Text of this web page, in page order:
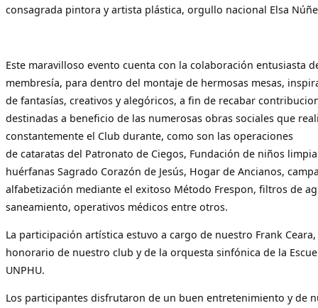
consagrada pintora y artista plástica, orgullo nacional Elsa
Este maravilloso evento cuenta con la colaboración entusiasta
membresía, para dentro del montaje de hermosas mesas,
de fantasías, creativos y alegóricos, a fin de recabar
destinadas a beneficio de las numerosas obras sociales que
constantemente el Club durante, como son las operaciones
de cataratas del Patronato de Ciegos, Fundación de niños
huérfanas Sagrado Corazón de Jesús, Hogar de Ancianos,
alfabetización mediante el exitoso Método Frespon, filtros de
saneamiento, operativos médicos entre otros.
La participación artística estuvo a cargo de nuestro Frank
honorario de nuestro club y de la orquesta sinfónica de la
UNPHU.
Los participantes disfrutaron de un buen entretenimiento y de